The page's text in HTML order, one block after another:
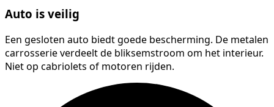
Auto is veilig
Een gesloten auto biedt goede bescherming. De metalen
carrosserie verdeelt de bliksemstroom om het interieur.
Niet op cabriolets of motoren rijden.